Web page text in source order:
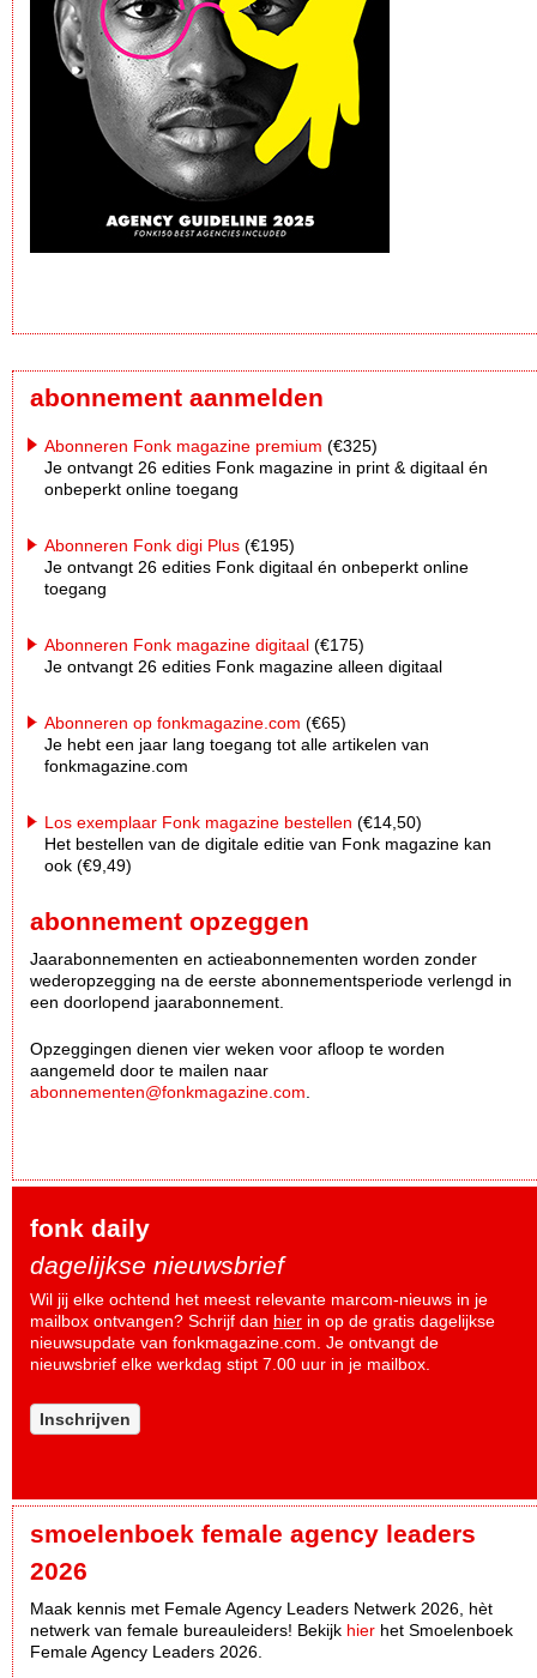
abonnement aanmelden
Abonneren Fonk magazine premium (€325)
Je ontvangt 26 edities Fonk magazine in print & digitaal én
onbeperkt online toegang
Abonneren Fonk digi Plus (€195)
Je ontvangt 26 edities Fonk digitaal én onbeperkt online
toegang
Abonneren Fonk magazine digitaal (€175)
Je ontvangt 26 edities Fonk magazine alleen digitaal
Abonneren op fonkmagazine.com (€65)
Je hebt een jaar lang toegang tot alle artikelen van
fonkmagazine.com
Los exemplaar Fonk magazine bestellen (€14,50)
Het bestellen van de digitale editie van Fonk magazine kan
ook (€9,49)
abonnement opzeggen
Jaarabonnementen en actieabonnementen worden zonder
wederopzegging na de eerste abonnementsperiode verlengd in
een doorlopend jaarabonnement.
Opzeggingen dienen vier weken voor afloop te worden
aangemeld door te mailen naar
abonnementen@fonkmagazine.com.
fonk daily
dagelijkse nieuwsbrief
Wil jij elke ochtend het meest relevante marcom-nieuws in je
mailbox ontvangen? Schrijf dan hier in op de gratis dagelijkse
nieuwsupdate van fonkmagazine.com. Je ontvangt de
nieuwsbrief elke werkdag stipt 7.00 uur in je mailbox.
Inschrijven
smoelenboek female agency leaders
2026
Maak kennis met Female Agency Leaders Netwerk 2026, hèt
netwerk van female bureauleiders! Bekijk hier het Smoelenboek
Female Agency Leaders 2026.